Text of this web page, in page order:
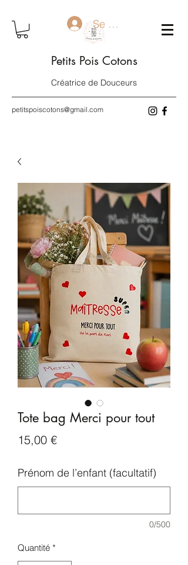
Petits Pois Cotons
Créatrice de Douceurs
petitspoiscotons@gmail.com
Se connecter
Tote bag Merci pour tout
15,00 €Prix
Prénom de l’enfant (facultatif)
0/500
Quantité *